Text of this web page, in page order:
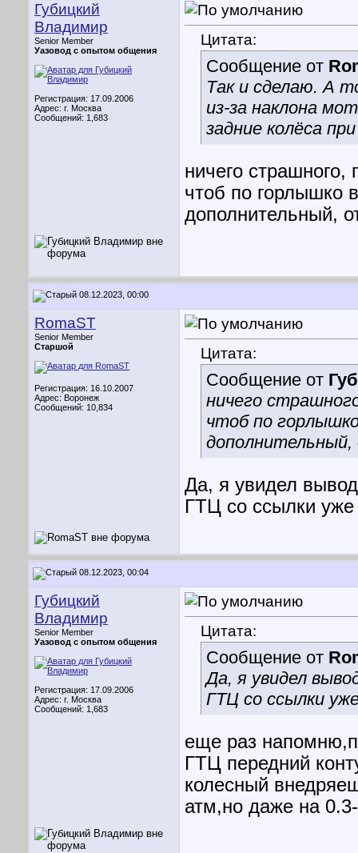
Губицкий
Владимир
Senior Member
Уазовод с опытом общения
Регистрация: 17.09.2006
Адрес: г. Москва
Сообщений: 1,683
Цитата:
Сообщение от
Так и сделаю. А
из-за наклона
задние колёса
ничего
чтоб по горлышко
дополнительный,
08.12.2023, 00:00
RomaST
Senior Member
Старшой
Регистрация: 16.10.2007
Адрес: Воронеж
Сообщений: 10,834
Цитата:
Сообщение от
ничего
чтоб по
Да, я увидел
ГТЦ со ссылки уже
08.12.2023, 00:04
Губицкий
Владимир
Senior Member
Уазовод с опытом общения
Регистрация: 17.09.2006
Адрес: г. Москва
Сообщений: 1,683
Цитата:
Сообщение от
Да, я увидел
ГТЦ со ссылки
еще раз
ГТЦ передний
колесный
атм,но даже на